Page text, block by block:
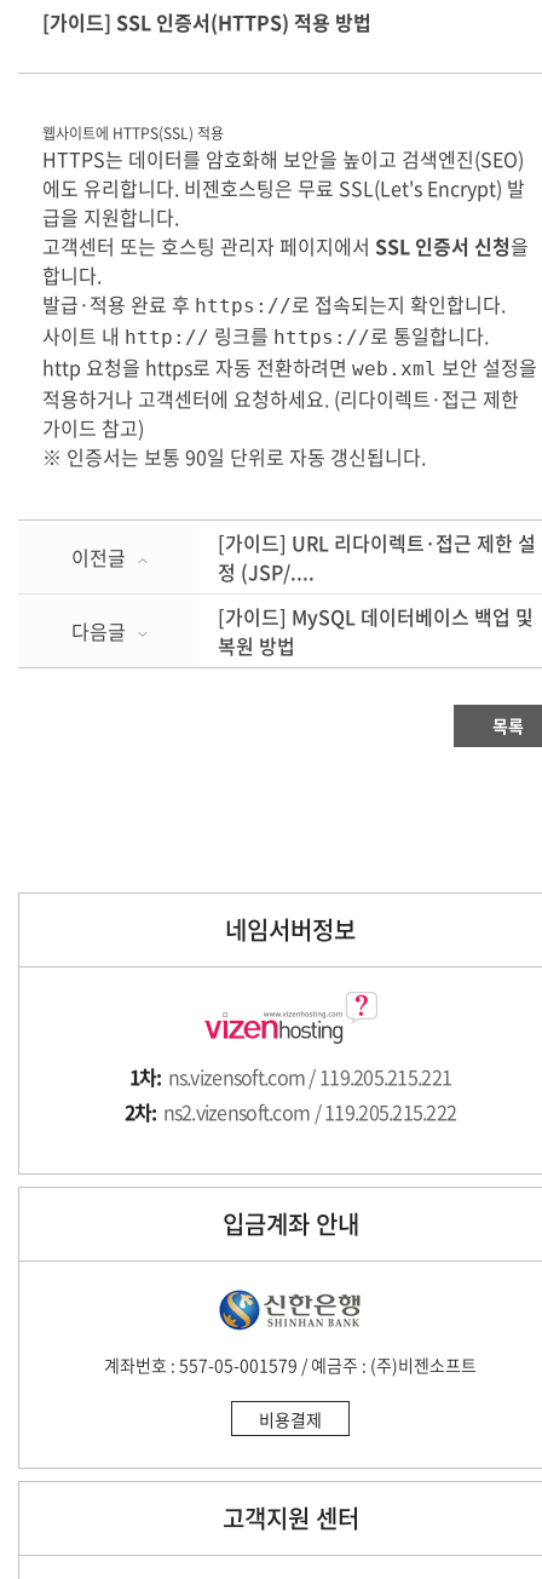
[가이드] SSL 인증서(HTTPS) 적용 방법
웹사이트에 HTTPS(SSL) 적용
HTTPS는 데이터를 암호화해 보안을 높이고 검색엔진(SEO)
에도 유리합니다. 비젠호스팅은 무료 SSL(Let's Encrypt) 발
급을 지원합니다.
고객센터 또는 호스팅 관리자 페이지에서 SSL 인증서 신청을
합니다.
발급·적용 완료 후 https://로 접속되는지 확인합니다.
사이트 내 http:// 링크를 https://로 통일합니다.
http 요청을 https로 자동 전환하려면 web.xml 보안 설정을
적용하거나 고객센터에 요청하세요. (리다이렉트·접근 제한
가이드 참고)
※ 인증서는 보통 90일 단위로 자동 갱신됩니다.
이전글
[가이드] URL 리다이렉트·접근 제한 설
정 (JSP/....
다음글
[가이드] MySQL 데이터베이스 백업 및
복원 방법
목록
네임서버정보
1차: ns.vizensoft.com / 119.205.215.221
2차: ns2.vizensoft.com / 119.205.215.222
입금계좌 안내
계좌번호 : 557-05-001579 / 예금주 : (주)비젠소프트
비용결제
고객지원 센터